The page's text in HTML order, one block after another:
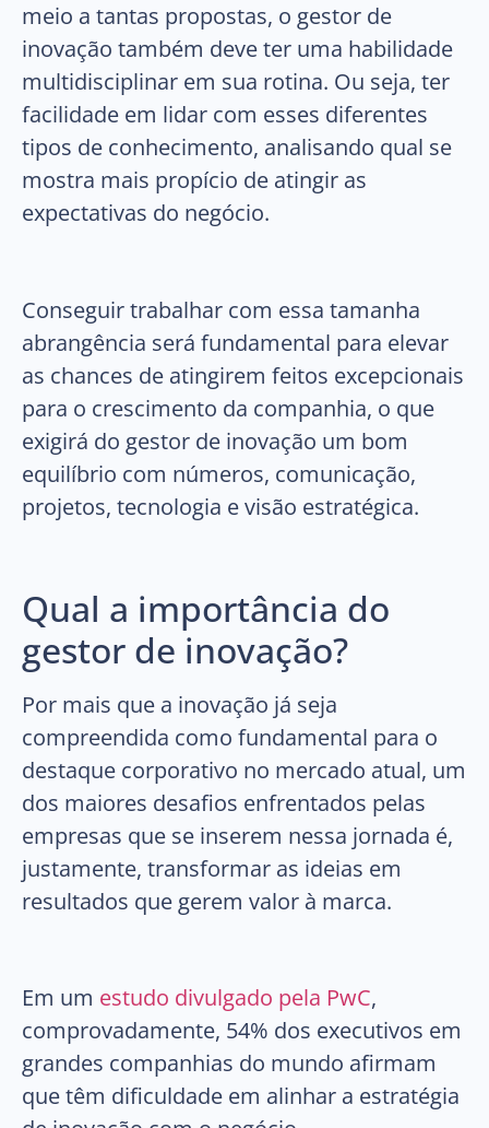
meio a tantas propostas, o gestor de
inovação também deve ter uma habilidade
multidisciplinar em sua rotina. Ou seja, ter
facilidade em lidar com esses diferentes
tipos de conhecimento, analisando qual se
mostra mais propício de atingir as
expectativas do negócio.
Conseguir trabalhar com essa tamanha
abrangência será fundamental para elevar
as chances de atingirem feitos excepcionais
para o crescimento da companhia, o que
exigirá do gestor de inovação um bom
equilíbrio com números, comunicação,
projetos, tecnologia e visão estratégica.
Qual a importância do
gestor de inovação?
Por mais que a inovação já seja
compreendida como fundamental para o
destaque corporativo no mercado atual, um
dos maiores desafios enfrentados pelas
empresas que se inserem nessa jornada é,
justamente, transformar as ideias em
resultados que gerem valor à marca.
Em um estudo divulgado pela PwC,
comprovadamente, 54% dos executivos em
grandes companhias do mundo afirmam
que têm dificuldade em alinhar a estratégia